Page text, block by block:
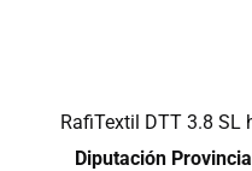
RafiTextil DTT 3.8 SL
Diputación